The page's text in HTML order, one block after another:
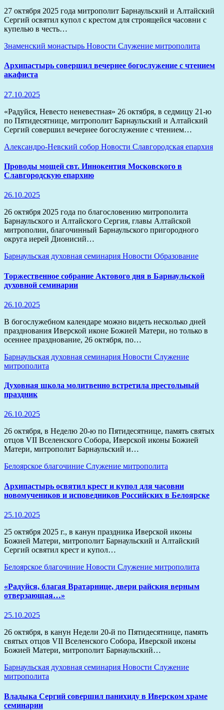
27 октября 2025 года митрополит Барнаульский и Алтайский
Сергий освятил купол с крестом для строящейся часовни с
купелью в честь…
Знаменский монастырь Новости Служение митрополита
Архипастырь совершил вечернее богослужение с чтением
акафиста
27.10.2025
«Радуйся, Невесто неневестная» 26 октября, в седмицу 21-ю
по Пятидесятнице, митрополит Барнаульский и Алтайский
Сергий совершил вечернее богослужение с чтением…
Александро-Невский собор Новости Славгородская епархия
Проводы мощей свт. Иннокентия Московского в
Славгородскую епархию
26.10.2025
26 октября 2025 года по благословению митрополита
Барнаульского и Алтайского Сергия, главы Алтайской
митрополии, благочинный Барнаульского пригородного
округа иерей Дионисий…
Барнаульская духовная семинария Новости Образование
Торжественное собрание Актового дня в Барнаульской
духовной семинарии
26.10.2025
В богослужебном календаре можно видеть несколько дней
празднования Иверской иконе Божией Матери, но только в
осеннее празднование, 26 октября, по…
Барнаульская духовная семинария Новости Служение
митрополита
Духовная школа молитвенно встретила престольный
праздник
26.10.2025
26 октября, в Неделю 20-ю по Пятидесятнице, память святых
отцов VII Вселенского Собора, Иверской иконы Божией
Матери, митрополит Барнаульский и…
Белоярское благочиние Служение митрополита
Архипастырь освятил крест и купол для часовни
новомучеников и исповедников Российских в Белоярске
25.10.2025
25 октября 2025 г., в канун праздника Иверской иконы
Божией Матери, митрополит Барнаульский и Алтайский
Сергий освятил крест и купол…
Белоярское благочиние Новости Служение митрополита
«Радуйся, благая Вратарнице, двери райския верным
отверзающая…»
25.10.2025
26 октября, в канун Недели 20-й по Пятидесятнице, память
святых отцов VII Вселенского Собора, Иверской иконы
Божией Матери, митрополит Барнаульский…
Барнаульская духовная семинария Новости Служение
митрополита
Владыка Сергий совершил панихиду в Иверском храме
семинарии